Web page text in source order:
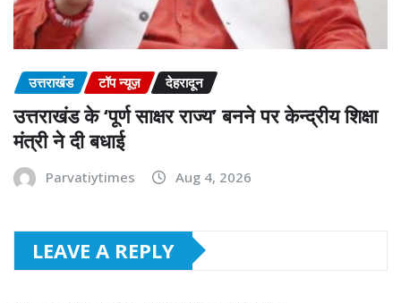
उत्तराखंड टॉप न्यूज़ देहरादून
उत्तराखंड के ‘पूर्ण साक्षर राज्य’ बनने पर केन्द्रीय शिक्षा
मंत्री ने दी बधाई
Parvatiytimes Aug 4, 2026
LEAVE A REPLY